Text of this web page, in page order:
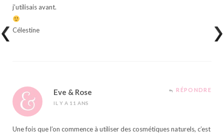
j’utilisais avant.
Célestine
Eve & Rose
IL Y A 11 ANS
RÉPONDRE
Une fois que l’on commence à utiliser des cosmétiques naturels, c’est